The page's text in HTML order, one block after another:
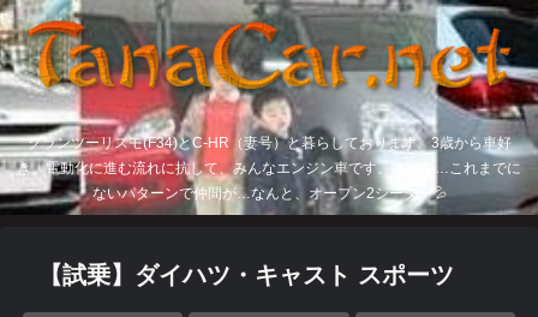
グランツーリスモ(F34)とC-HR（妻号）と暮らしております。3歳から車好
き。電動化に進む流れに抗して、みんなエンジン車です。そして…これまでに
ないパターンで仲間が…なんと、オープン2シーター💦
【試乗】ダイハツ・キャスト スポーツ